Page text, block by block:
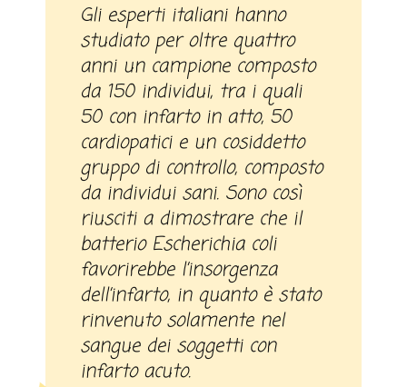
Gli esperti italiani hanno
studiato per oltre quattro
anni un campione composto
da 150 individui, tra i quali
50 con infarto in atto, 50
cardiopatici e un cosiddetto
gruppo di controllo, composto
da individui sani. Sono così
riusciti a dimostrare che il
batterio Escherichia coli
favorirebbe l’insorgenza
dell’infarto, in quanto è stato
rinvenuto solamente nel
sangue dei soggetti con
infarto acuto.